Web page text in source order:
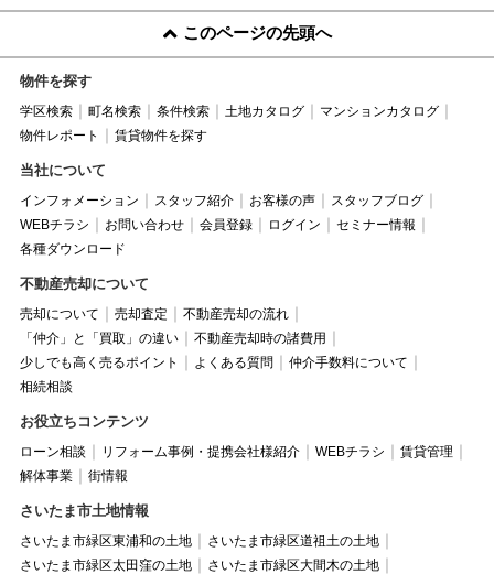
このページの先頭へ
物件を探す
学区検索 町名検索 条件検索 土地カタログ
マンションカタログ
物件レポート
賃貸物件を探す
当社について
インフォメーション スタッフ紹介 お客様の声
スタッフブログ
WEBチラシ
お問い合わせ 会員登録 ログイン
セミナー情報
各種ダウンロード
不動産売却について
売却について 売却査定
不動産売却の流れ
「仲介」と「買取」の違い
不動産売却時の諸費用
少しでも高く売るポイント
よくある質問
仲介手数料について
相続相談
お役立ちコンテンツ
ローン相談 リフォーム事例・提携会社様紹介 WEBチラシ
賃貸管理
解体事業
街情報
さいたま市土地情報
さいたま市緑区東浦和の土地
さいたま市緑区道祖土の土地
さいたま市緑区太田窪の土地
さいたま市緑区大間木の土地